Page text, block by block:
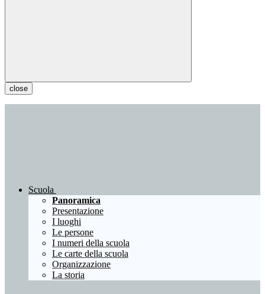
close
Scuola
Panoramica
Presentazione
I luoghi
Le persone
I numeri della scuola
Le carte della scuola
Organizzazione
La storia